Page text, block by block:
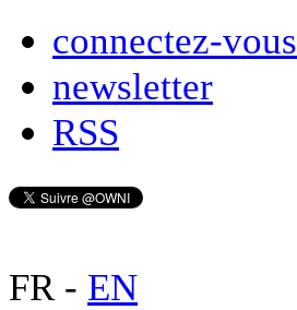
connectez-vous
newsletter
RSS
FR- EN